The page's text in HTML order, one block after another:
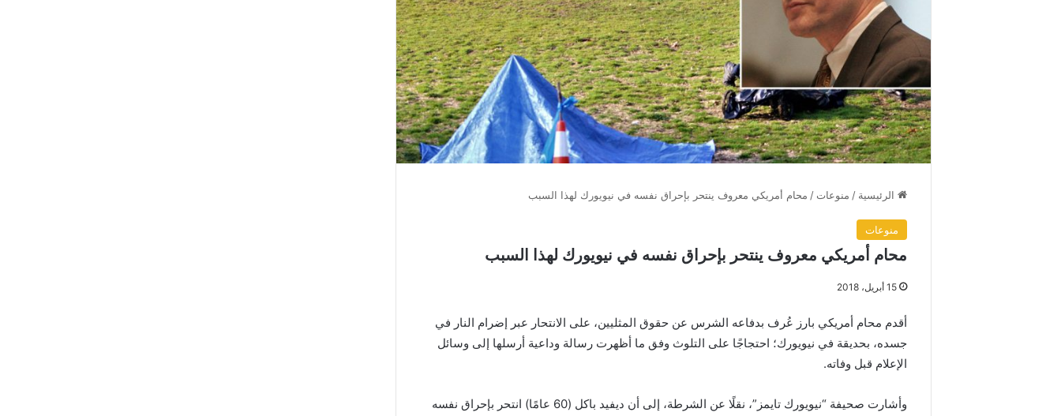
الرئيسية / منوعات / محام أمريكي معروف ينتحر بإحراق نفسه في نيويورك لهذا السبب
منوعات
محام أمريكي معروف ينتحر بإحراق نفسه في نيويورك لهذا السبب
15 أبريل، 2018
أقدم محام أمريكي بارز عُرف بدفاعه الشرس عن حقوق المثليين، على الانتحار عبر إضرام النار في
جسده، بحديقة في نيويورك؛ احتجاجًا على التلوث وفق ما أظهرت رسالة وداعية أرسلها إلى وسائل
الإعلام قبل وفاته.
وأشارت صحيفة “نيويورك تايمز”، نقلًا عن الشرطة، إلى أن ديفيد باكل (60 عامًا) انتحر بإحراق نفسه